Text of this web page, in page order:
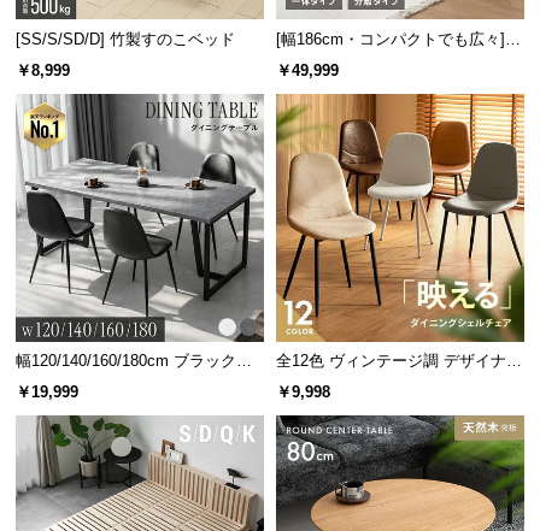
情
[SS/S/SD/D] 竹製すのこベッド
￥8,999
[幅186cm・コンパクトでも広々] 3
人掛けソファベッド リクライニン
￥49,999
幅120/140/160/180cm ブラックフ
レーム ダイニング 大理石調 4人掛
￥19,999
全12色 ヴィンテージ調 デザイナー
ズシェルチェア
￥9,998